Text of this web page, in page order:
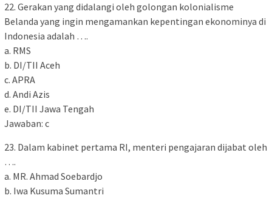
22. Gerakan yang didalangi oleh golongan kolonialisme
Belanda yang ingin mengamankan kepentingan ekonominya di
Indonesia adalah ….
a. RMS
b. DI/TII Aceh
c. APRA
d. Andi Azis
e. DI/TII Jawa Tengah
Jawaban: c
23. Dalam kabinet pertama RI, menteri pengajaran dijabat oleh
….
a. MR. Ahmad Soebardjo
b. Iwa Kusuma Sumantri